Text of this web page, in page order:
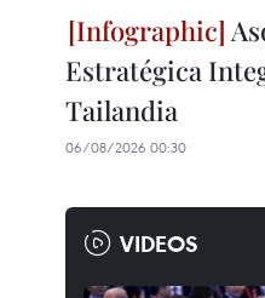
Estratégica
Tailandia
06/08/2026 00:30
VIDEOS